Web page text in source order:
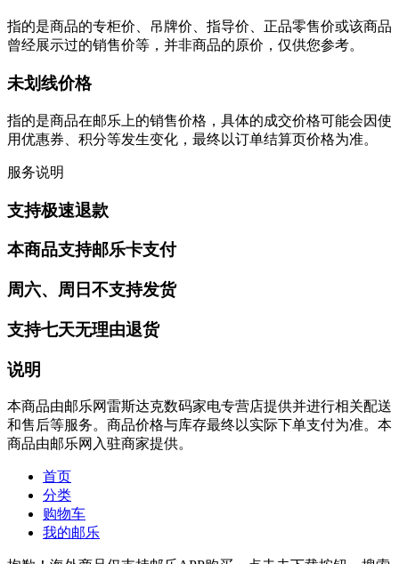
指的是商品的专柜价、吊牌价、指导价、正品零售价或该商品
曾经展示过的销售价等，并非商品的原价，仅供您参考。
未划线价格
指的是商品在邮乐上的销售价格，具体的成交价格可能会因使
用优惠券、积分等发生变化，最终以订单结算页价格为准。
服务说明
支持极速退款
本商品支持邮乐卡支付
周六、周日不支持发货
支持七天无理由退货
说明
本商品由邮乐网雷斯达克数码家电专营店提供并进行相关配送
和售后等服务。商品价格与库存最终以实际下单支付为准。本
商品由邮乐网入驻商家提供。
首页
分类
购物车
我的邮乐